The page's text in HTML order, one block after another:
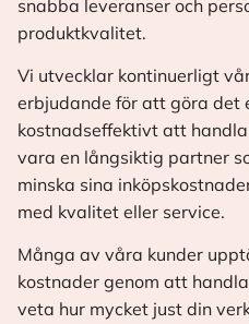
snabba leveranser och
produktkvalitet.
Vi utvecklar kontinuerligt
erbjudande för att göra det
kostnadseffektivt att
vara en långsiktig partner
minska sina
med kvalitet eller service.
Många av våra kunder
kostnader genom att
veta hur mycket just din